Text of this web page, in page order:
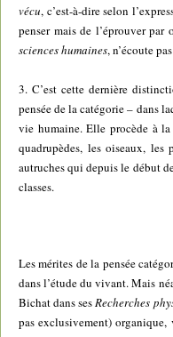
vécu, c’est-à-dire selon
penser mais de l’éprouver par
sciences humaines, n’écoute
3. C’est cette dernière
pensée de la catégorie – dans
vie humaine. Elle procède à
quadrupèdes, les oiseaux,
autruches qui depuis le début
classes.
Les mérites de la pensée
dans l’étude du vivant. Mais
Bichat dans sesRecherches
pas exclusivement)